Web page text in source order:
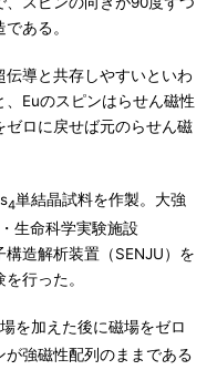
ある。
導と共存しやすいといわ
Euのスピンはらせん磁性
ロに戻せば元のらせん磁
4単結晶試料を作製。大強
生命科学実験施設
構造解析装置（SENJU）を
行った。
を加えた後に磁場をゼロ
強磁性配列のままである